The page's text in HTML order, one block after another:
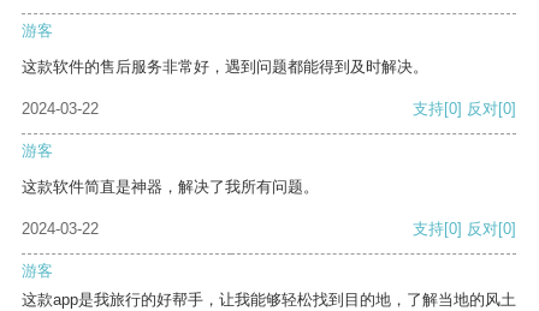
游客
这款软件的售后服务非常好，遇到问题都能得到及时解决。
2024-03-22 支持[0] 反对[0]
游客
这款软件简直是神器，解决了我所有问题。
2024-03-22 支持[0] 反对[0]
游客
这款app是我旅行的好帮手，让我能够轻松找到目的地，了解当地的风土